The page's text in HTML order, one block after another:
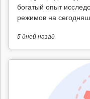
богатый опыт
режимов на
5 днейназад